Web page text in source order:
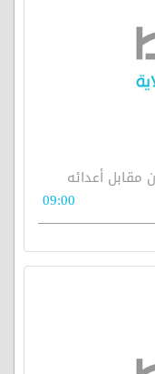
الإنسان مقابل أعدائه
09:00